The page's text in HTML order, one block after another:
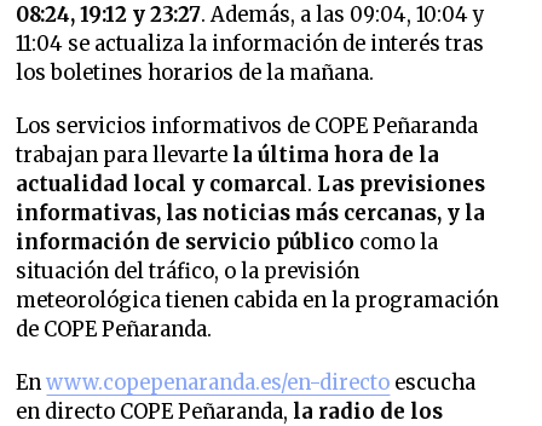
08:24, 19:12 y 23:27. Además, a las 09:04, 10:04 y
11:04 se actualiza la información de interés tras
los boletines horarios de la mañana.
Los servicios informativos de COPE Peñaranda
trabajan para llevarte la última hora de la
actualidad local y comarcal. Las previsiones
informativas, las noticias más cercanas, y la
información de servicio público como la
situación del tráfico, o la previsión
meteorológica tienen cabida en la programación
de COPE Peñaranda.
Enwww.copepenaranda.es/en-directo escucha
en directo COPE Peñaranda, la radio de los